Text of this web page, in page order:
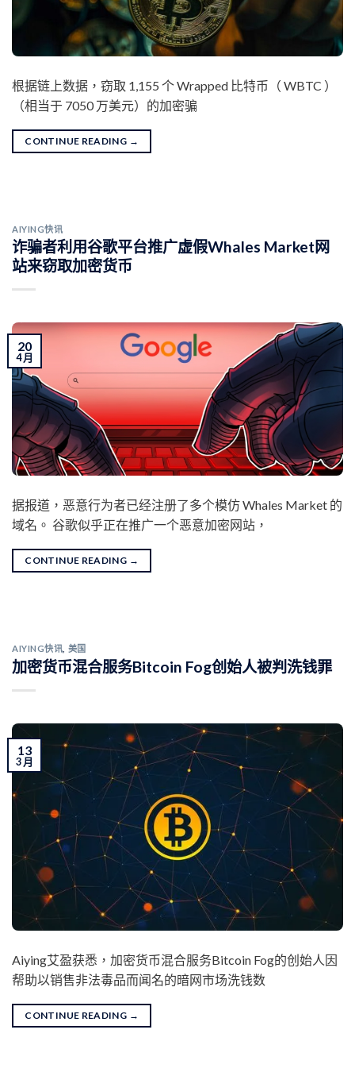
根据链上数据，窃取 1,155 个 Wrapped 比特币（ WBTC ）
（相当于 7050 万美元）的加密骗
CONTINUE READING →
AIYING快讯
诈骗者利用谷歌平台推广虚假Whales Market网
站来窃取加密货币
20
4 月
据报道，恶意行为者已经注册了多个模仿 Whales Market 的
域名。 谷歌似乎正在推广一个恶意加密网站，
CONTINUE READING →
AIYING快讯 美国
加密货币混合服务Bitcoin Fog创始人被判洗钱罪
13
3 月
Aiying艾盈获悉，加密货币混合服务Bitcoin Fog的创始人因
帮助以销售非法毒品而闻名的暗网市场洗钱数
CONTINUE READING →